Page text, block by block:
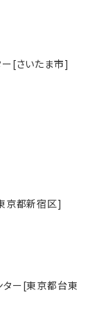
[さいたま市]
京都新宿区]
ター[東京都台東